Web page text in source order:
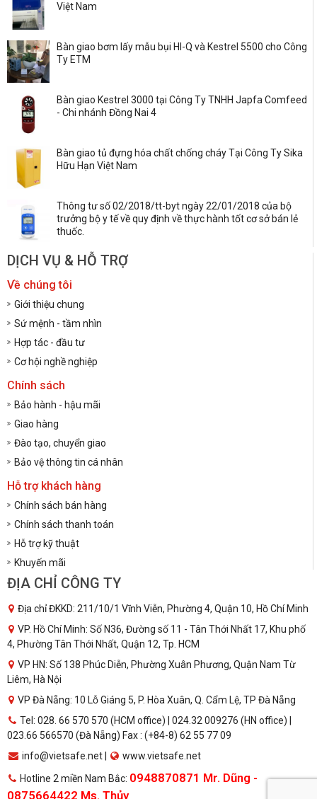
Việt Nam
Bàn giao bơm lấy mẫu bụi HI-Q và Kestrel 5500 cho Công
Ty ETM
Bàn giao Kestrel 3000 tại Công Ty TNHH Japfa Comfeed
- Chi nhánh Đồng Nai 4
Bàn giao tủ đựng hóa chất chống cháy Tại Công Ty Sika
Hữu Hạn Việt Nam
Thông tư số 02/2018/tt-byt ngày 22/01/2018 của bộ
trưởng bộ y tế về quy định về thực hành tốt cơ sở bán lẻ
thuốc.
DỊCH VỤ & HỖ TRỢ
Về chúng tôi
Giới thiệu chung
Sứ mệnh - tầm nhìn
Hợp tác - đầu tư
Cơ hội nghề nghiệp
Chính sách
Bảo hành - hậu mãi
Giao hàng
Đào tạo, chuyển giao
Bảo vệ thông tin cá nhân
Hỗ trợ khách hàng
Chính sách bán hàng
Chính sách thanh toán
Hỗ trợ kỹ thuật
Khuyến mãi
ĐỊA CHỈ CÔNG TY
Địa chỉ ĐKKD: 211/10/1 Vĩnh Viễn, Phường 4, Quận 10, Hồ Chí Minh
VP. Hồ Chí Minh: Số N36, Đường số 11 - Tân Thới Nhất 17, Khu phố
4, Phường Tân Thới Nhất, Quận 12, Tp. HCM
VP HN: Số 138 Phúc Diễn, Phường Xuân Phương, Quận Nam Từ
Liêm, Hà Nội
VP Đà Nẵng: 10 Lỗ Giáng 5, P. Hòa Xuân, Q. Cẩm Lệ, TP Đà Nẵng
Tel: 028. 66 570 570 (HCM office) | 024.32 009276 (HN office) |
023.66 566570 (Đà Nẵng) Fax : (+84-8) 62 55 77 09
info@vietsafe.net |
www.vietsafe.net
Hotline 2 miền Nam Bắc: 0948870871 Mr. Dũng -
0875664422 Ms. Thủy